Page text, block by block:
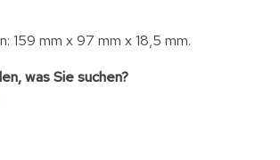
159 mm x 97 mm x 18,5 mm.
was Sie suchen?